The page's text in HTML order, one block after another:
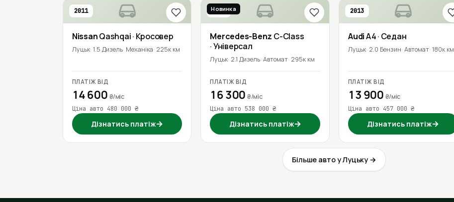
2011
NissanQashqai· Кросовер
Луцьк 1.5 Дизель Механіка 225к км
ПЛАТІЖ ВІД
14 600 ₴/міс
Ціна авто 480 000 ₴
Дізнатись платіж→
2016
Новинка
Mercedes-Benz C-Class
· Універсал
Луцьк 2.1 Дизель Автомат 295к км
ПЛАТІЖ ВІД
16 300₴/міс
Ціна авто 538 000 ₴
Дізнатись платіж→
2013
AudiA4· Седан
Луцьк 2.0 Бензин Автомат 180к км
ПЛАТІЖ ВІД
13 900 ₴/міс
Ціна авто 457 000 ₴
Дізнатись платіж→
Більше авто у Луцьку →